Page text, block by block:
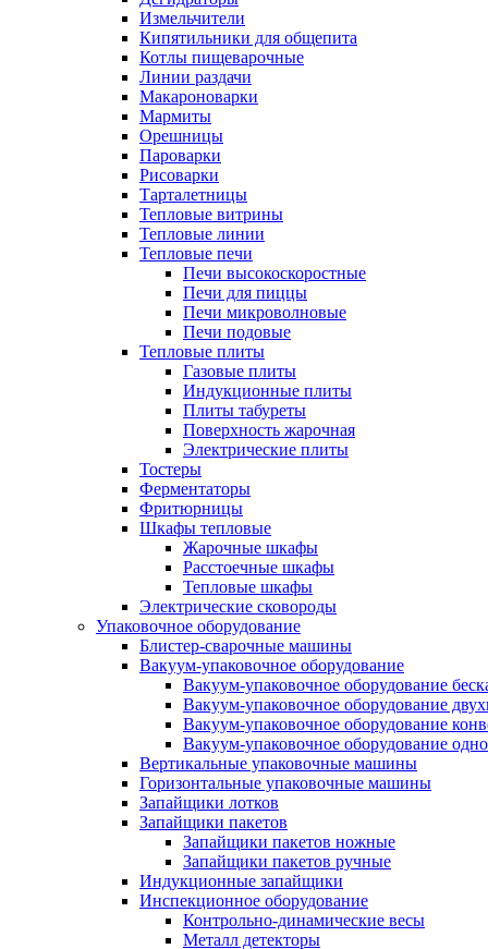
Измельчители
Кипятильники для общепита
Котлы пищеварочные
Линии раздачи
Макароноварки
Мармиты
Орешницы
Пароварки
Рисоварки
Тарталетницы
Тепловые витрины
Тепловые линии
Тепловые печи
Печи высокоскоростные
Печи для пиццы
Печи микроволновые
Печи подовые
Тепловые плиты
Газовые плиты
Индукционные плиты
Плиты табуреты
Поверхность жарочная
Электрические плиты
Тостеры
Ферментаторы
Фритюрницы
Шкафы тепловые
Жарочные шкафы
Расстоечные шкафы
Тепловые шкафы
Электрические сковороды
Упаковочное оборудование
Блистер-сварочные машины
Вакуум-упаковочное оборудование
Вакуум-упаковочное оборудование
Вакуум-упаковочное оборудование
Вакуум-упаковочное оборудование
Вакуум-упаковочное оборудование
Вертикальные упаковочные машины
Горизонтальные упаковочные машины
Запайщики лотков
Запайщики пакетов
Запайщики пакетов ножные
Запайщики пакетов ручные
Индукционные запайщики
Инспекционное оборудование
Контрольно-динамические весы
Металл детекторы